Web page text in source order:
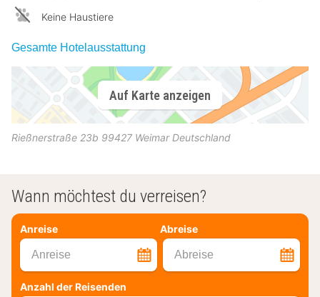
Keine Haustiere
Gesamte Hotelausstattung
Auf Karte anzeigen
Rießnerstraße 23b 99427 Weimar Deutschland
Wann möchtest du verreisen?
Anreise Abreise
Anreise Abreise
Anzahl der Reisenden